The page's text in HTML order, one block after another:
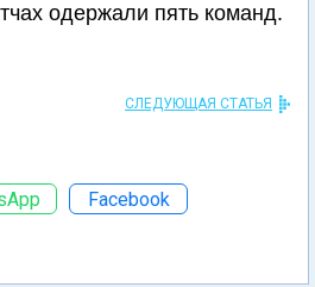
одержали пять команд.
СЛЕДУЮЩАЯ СТАТЬЯ
Facebook